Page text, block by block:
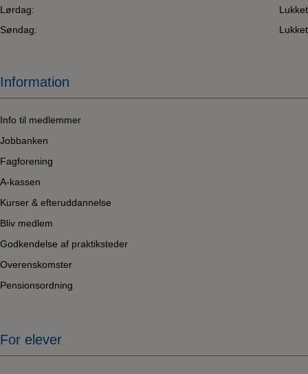
Lørdag:
Lukket
Søndag:
Lukket
Information
Info til medlemmer
Jobbanken
Fagforening
A-kassen
Kurser & efteruddannelse
Bliv medlem
Godkendelse af praktiksteder
Overenskomster
Pensionsordning
For elever